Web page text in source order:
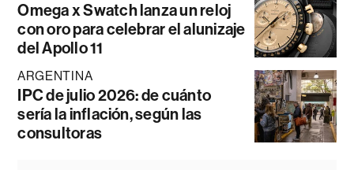
Omega x Swatch lanza un reloj
con oro para celebrar el alunizaje
del Apollo 11
ARGENTINA
IPC de julio 2026: de cuánto
sería la inflación, según las
consultoras